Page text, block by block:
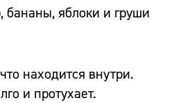
яблоки и груши
находится внутри.
и протухает.